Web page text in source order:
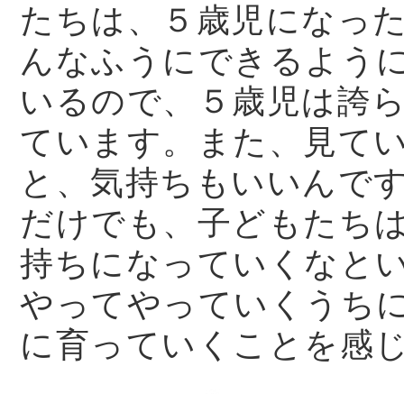
たちは、５歳児になっ
んなふうにできるよう
いるので、５歳児は誇
ています。また、見て
と、気持ちもいいんで
だけでも、子どもたち
持ちになっていくなと
やってやっていくうち
に育っていくことを感